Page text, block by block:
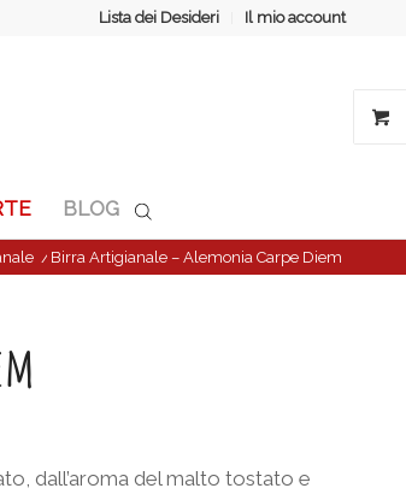
Lista dei Desideri Il mio account
BLOG
/ Birra Artigianale – Alemonia Carpe Diem
dall’aroma del malto tostato e